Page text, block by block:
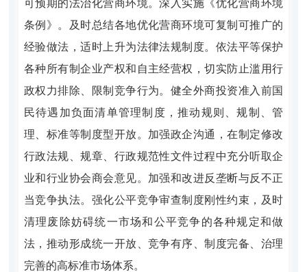
可预期的法治化营商环境。深入实施《优化营商环境
条例》。及时总结各地优化营商环境可复制可推广的
经验做法，适时上升为法律法规制度。依法平等保护
各种所有制企业产权和自主经营权，切实防止滥用行
政权力排除、限制竞争行为。健全外商投资准入前国
民待遇加负面清单管理制度，推动规则、规制、管
理、标准等制度型开放。加强政企沟通，在制定修改
行政法规、规章、行政规范性文件过程中充分听取企
业和行业协会商会意见。加强和改进反垄断与反不正
当竞争执法。强化公平竞争审查制度刚性约束，及时
清理废除妨碍统一市场和公平竞争的各种规定和做
法，推动形成统一开放、竞争有序、制度完备、治理
完善的高标准市场体系。